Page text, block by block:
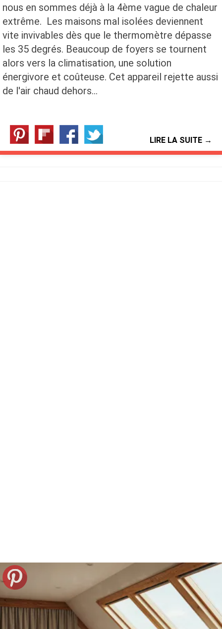
nous en sommes déjà à la 4ème vague de chaleur
extrême. Les maisons mal isolées deviennent
vite invivables dès que le thermomètre dépasse
les 35 degrés. Beaucoup de foyers se tournent
alors vers la climatisation, une solution
énergivore et coûteuse. Cet appareil rejette aussi
de l'air chaud dehors…
LIRE LA SUITE →